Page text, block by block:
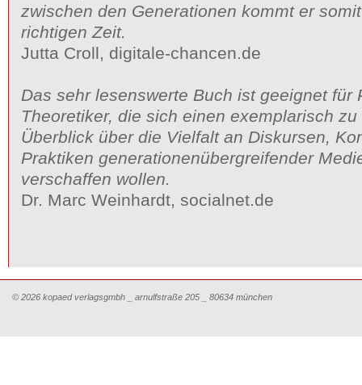
zwischen den Generationen kommt er
richtigen Zeit.
Jutta Croll, digitale-chancen.de
Das sehr lesenswerte Buch ist geeignet für
Theoretiker, die sich einen exemplarisch
Überblick über die Vielfalt an Diskursen,
Praktiken generationenübergreifender
verschaffen wollen.
Dr. Marc Weinhardt, socialnet.de
© 2026 kopaed verlagsgmbh _ arnulfstraße 205 _ 80634 münchen